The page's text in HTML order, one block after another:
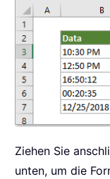
Ziehen Sie
unten, um die